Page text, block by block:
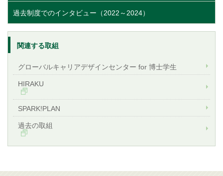
過去制度でのインタビュー（2022～2024）
関連する取組
グローバルキャリアデザインセンター for 博士学生
HIRAKU
SPARK!PLAN
過去の取組